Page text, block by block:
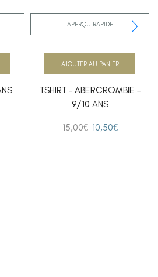
APERÇU RAPIDE
TSHIRT – ABERCROMBIE –
9/10 ANS
15,00€ 10,50€
AJOUTER AU PANIER